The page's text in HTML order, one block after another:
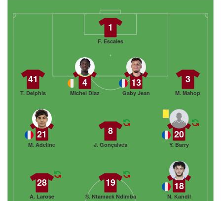
1
F. Escales
3
M. Mahop
13
Gaby Jean
4
Michel Diaz
41
T. Delphis
20
Y. Barry
8
J. Gonçalvés
21
M. Adeline
18
N. Kandil
19
S. Ntamack Ndimba
28
A. Larose